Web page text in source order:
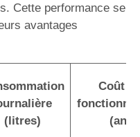
Cette performance se
avantages
(litres)
Coût
(an)